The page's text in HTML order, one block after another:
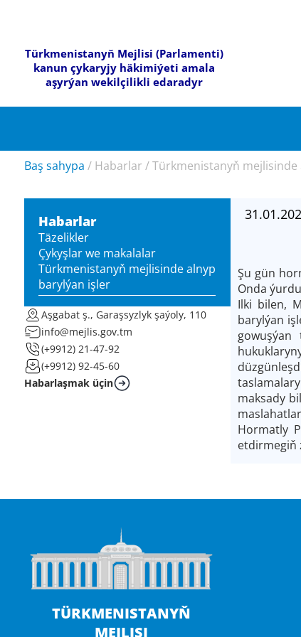
Türkmenistanyň Mejlisi (Parlamenti)
kanun çykaryjy häkimiýeti amala
aşyrýan wekilçilikli edaradyr
Baş sahypa / Habarlar /Türkmenistanyň
Habarlar
Täzelikler
Çykyşlar we makalalar
Türkmenistanyň mejlisinde alnyp
barylýan işler
Aşgabat ş., Garaşsyzlyk şaýoly, 110
info@mejlis.gov.tm
(+9912) 21-47-92
(+9912) 92-45-60
Habarlaşmak üçin
Şu gün
Onda
Ilki bilen,
barylýan
maksady
Hormatly
etdirmegiň
TÜRKMENISTANYŇ
MEJLISI